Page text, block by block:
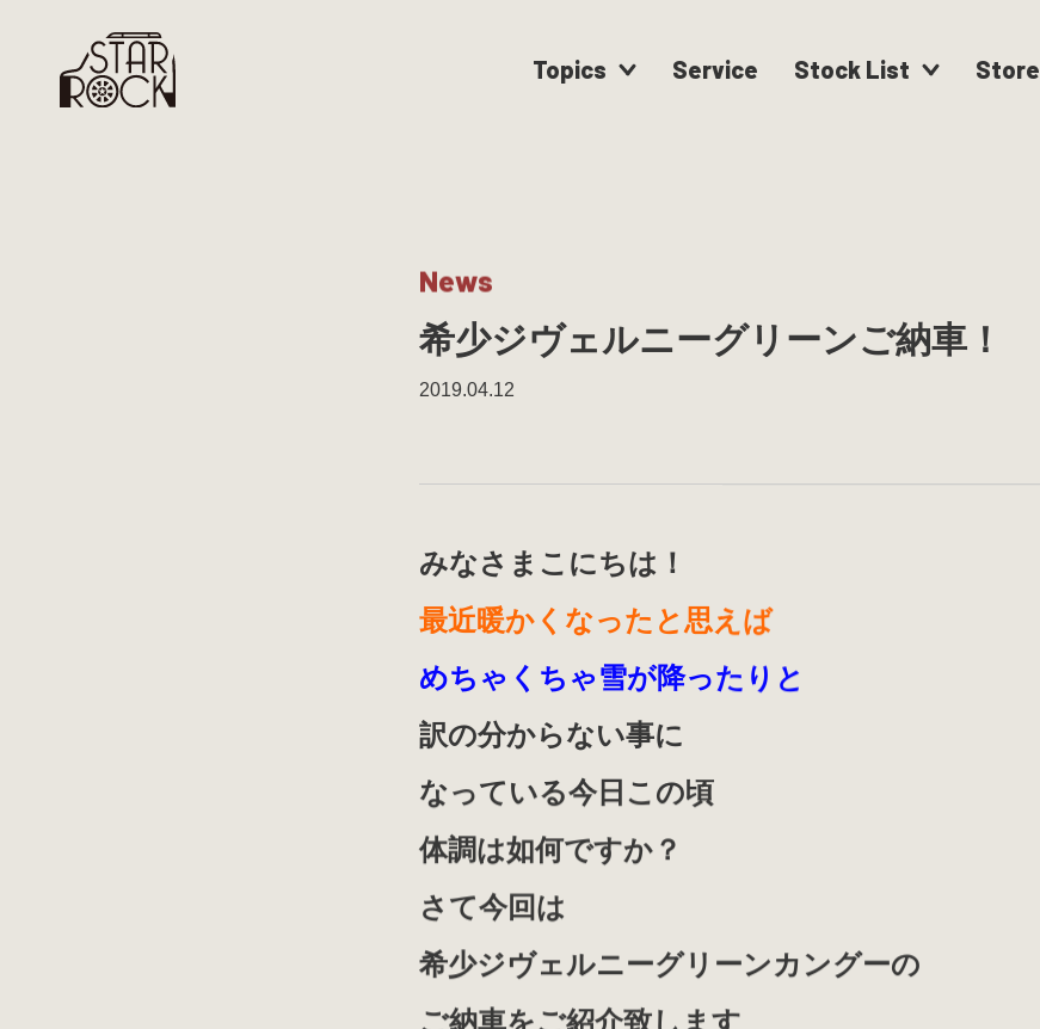
Topics Service Stock List Store
News
希少ジヴェルニーグリーンご納車！
2019.04.12
みなさまこにちは！
最近暖かくなったと思えば
めちゃくちゃ雪が降ったりと
訳の分からない事に
なっている今日この頃
体調は如何ですか？
さて今回は
希少ジヴェルニーグリーンカングーの
ご納車をご紹介致します